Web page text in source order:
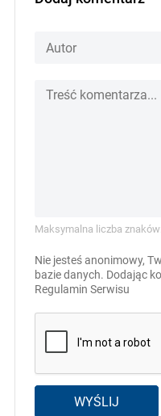
Maksymalna liczba
Nie jesteś anonimowy,
bazie danych. Dodając
Regulamin Serwisu
WYŚLIJ